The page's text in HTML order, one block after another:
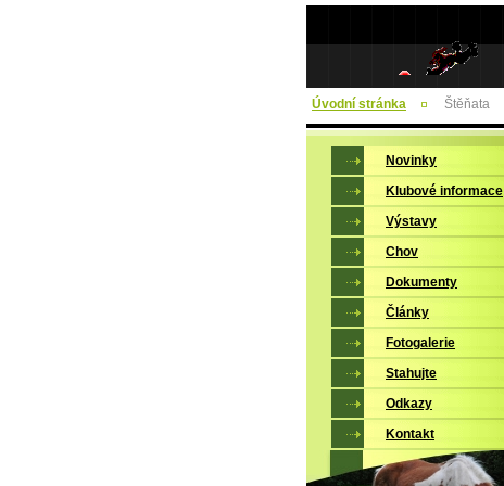
Úvodní stránka Štěňata
Novinky
Klubové informace
Výstavy
Chov
Dokumenty
Články
Fotogalerie
Stahujte
Odkazy
Kontakt